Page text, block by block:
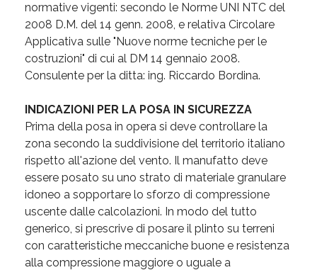
normative vigenti: secondo le Norme UNI NTC del
2008 D.M. del 14 genn. 2008, e relativa Circolare
Applicativa sulle "Nuove norme tecniche per le
costruzioni" di cui al DM 14 gennaio 2008.
Consulente per la ditta: ing. Riccardo Bordina.
INDICAZIONI PER LA POSA IN SICUREZZA
Prima della posa in opera si deve controllare la
zona secondo la suddivisione del territorio italiano
rispetto all'azione del vento. Il manufatto deve
essere posato su uno strato di materiale granulare
idoneo a sopportare lo sforzo di compressione
uscente dalle calcolazioni. In modo del tutto
generico, si prescrive di posare il plinto su terreni
con caratteristiche meccaniche buone e resistenza
alla compressione maggiore o uguale a